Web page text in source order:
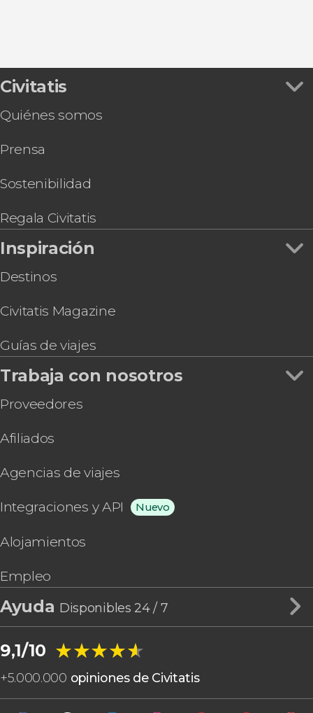
Civitatis
Quiénes somos
Prensa
Sostenibilidad
Regala Civitatis
Inspiración
Destinos
Civitatis Magazine
Guías de viajes
Trabaja con nosotros
Proveedores
Afiliados
Agencias de viajes
Integraciones y API Nuevo
Alojamientos
Empleo
Ayuda Disponibles 24 / 7
9,1/10 ★★★★★
★★★★★
+5.000.000 opiniones de Civitatis